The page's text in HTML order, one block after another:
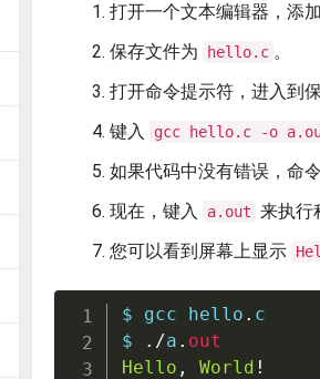
打开一个文本编辑器，添
保存文件为
hello.c 。
打开命令提示符，进入到
键入
gcc hello.c -o
如果代码中没有错误，命
现在，键入
a.out 来执行
您可以看到屏幕上显示
$ gcc hello . c
$
./a . out
Hello , World !